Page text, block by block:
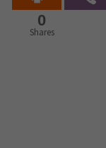
0
Shares